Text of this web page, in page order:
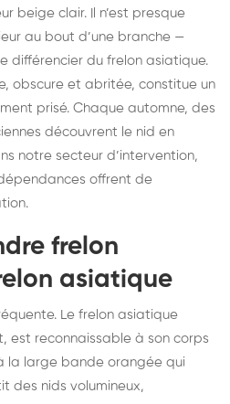
beige clair. Il n’est presque
au bout d’une branche —
différencier du frelon asiatique.
obscure et abritée, constitue un
prisé. Chaque automne, des
découvrent le nid en
notre secteur d’intervention,
offrent de
frelon
asiatique
Le frelon asiatique
est reconnaissable à son corps
la large bande orangée qui
des nids volumineux,